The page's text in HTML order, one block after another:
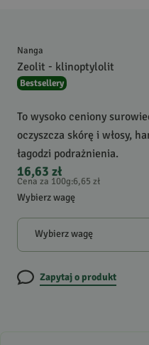
Nanga
Zeolit - klinoptylolit
Bestsellery
To wysoko ceniony
oczyszcza skórę i włosy,
łagodzi podrażnienia.
16,63 zł
Cena za 100g:6,65 zł
Wybierz wagę
Wybierz wagę
Zapytaj o produkt